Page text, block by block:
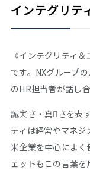
インテグリテ
《インテグリティ
です。NXグループ
のHR担当者が話し
誠実さ・真􄼨さを表
ティは経営やマネ
米企業を中心によく
ェットもこの言葉